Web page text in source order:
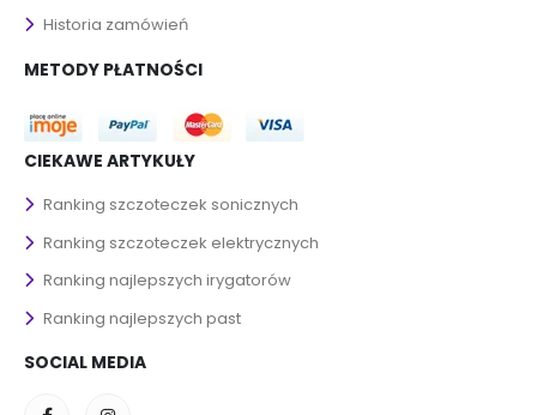
Historia zamówień
METODY PŁATNOŚCI
CIEKAWE ARTYKUŁY
Ranking szczoteczek sonicznych
Ranking szczoteczek elektrycznych
Ranking najlepszych irygatorów
Ranking najlepszych past
SOCIAL MEDIA